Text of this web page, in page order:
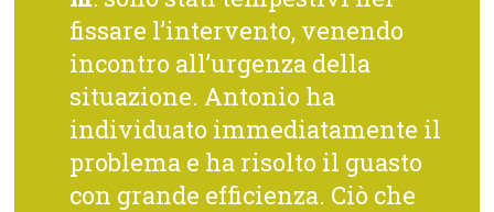
fissare l’intervento, venendo
incontro all’urgenza della
situazione. Antonio ha
individuato immediatamente il
problema e ha risolto il guasto
con grande efficienza. Ciò che